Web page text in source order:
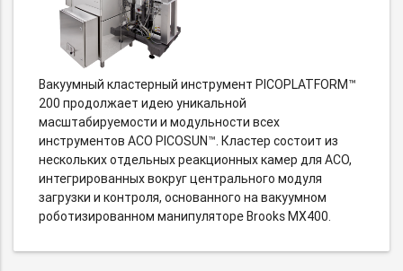
Вакуумный кластерный инструмент PICOPLATFORM™
200 продолжает идею уникальной
масштабируемости и модульности всех
инструментов АСО PICOSUN™. Кластер состоит из
нескольких отдельных реакционных камер для АСО,
интегрированных вокруг центрального модуля
загрузки и контроля, основанного на вакуумном
роботизированном манипуляторе Brooks MX400.